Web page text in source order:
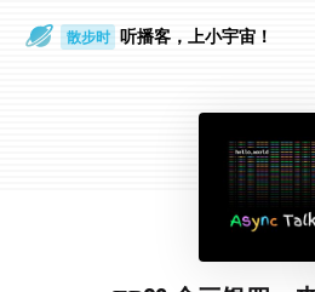
散步时 听播客，上小宇宙！